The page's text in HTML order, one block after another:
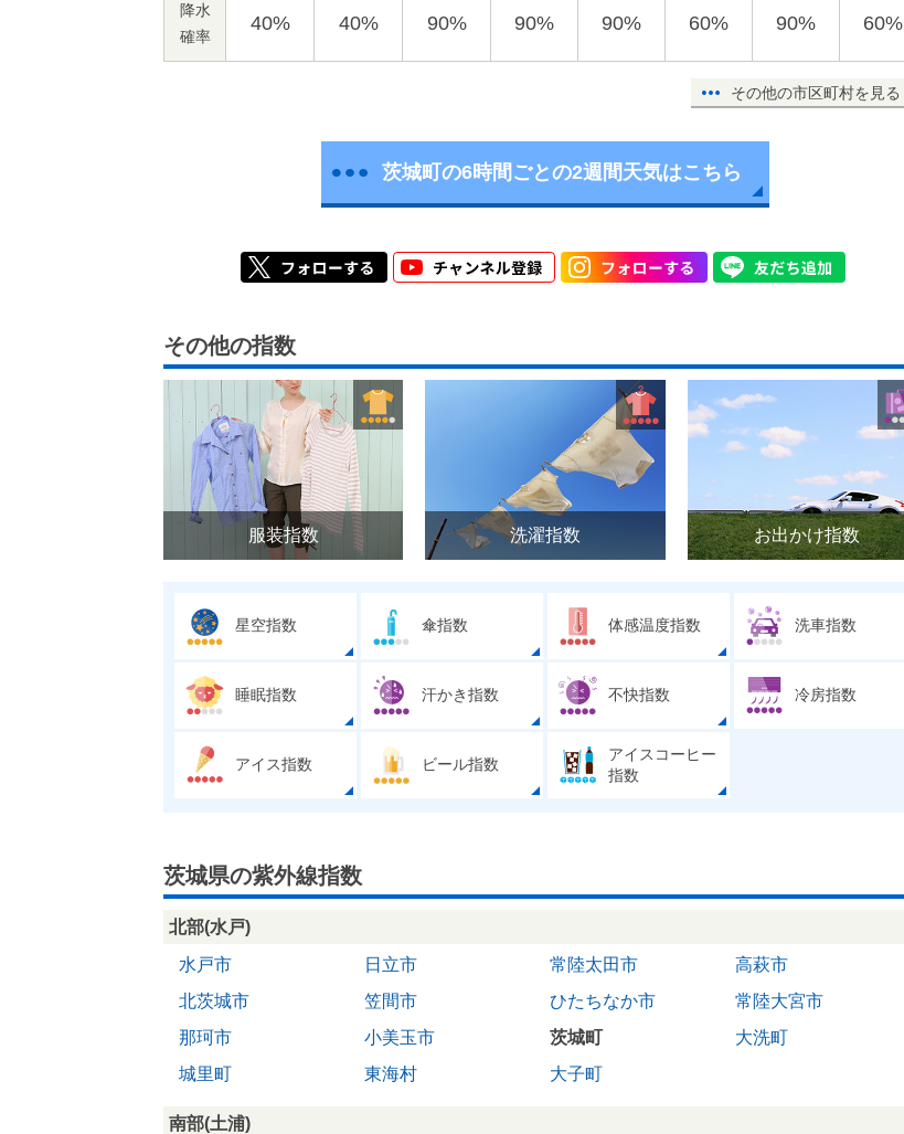
降水
確率
40% 40% 90% 90% 90% 60% 90% 60%
その他の市区町村を見る
茨城町の6時間ごとの2週間天気はこちら
その他の指数
服装指数 洗濯指数 お出かけ指数
星空指数 傘指数 体感温度指数 洗車指数
睡眠指数 汗かき指数 不快指数 冷房指数
アイス指数 ビール指数
アイスコーヒー
指数
茨城県の紫外線指数
北部(水戸)
水戸市
日立市 常陸太田市
高萩市
北茨城市
笠間市 ひたちなか市
常陸大宮市
那珂市
小美玉市 茨城町
大洗町
城里町
東海村 大子町
南部(土浦)